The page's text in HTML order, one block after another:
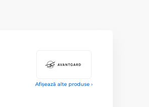
Afișează alte produse ›